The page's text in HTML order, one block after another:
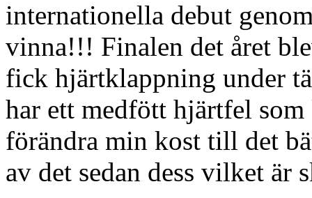
internationella debut
vinna!!! Finalen det året
fick hjärtklappning under
har ett medfött hjärtfel
förändra min kost till det
av det sedan dess vilket är